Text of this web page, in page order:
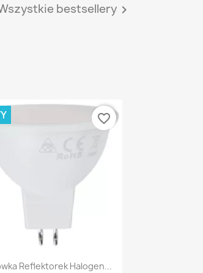
bestsellery 
Szybki podgląd
Reflektorek Halogen...
favorite_border